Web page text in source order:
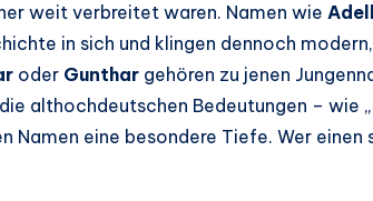
weit verbreitet waren. Namen wie
in sich und klingen dennoch
oder Gunthar gehören zu jenen
althochdeutschen Bedeutungen – wie
Namen eine besondere Tiefe. Wer